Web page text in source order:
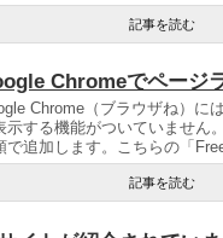
記事を読む
Chromeでページ
Chrome（ブラウザね）に
示する機能がついていません
で追加します。こちらの「
記事を読む